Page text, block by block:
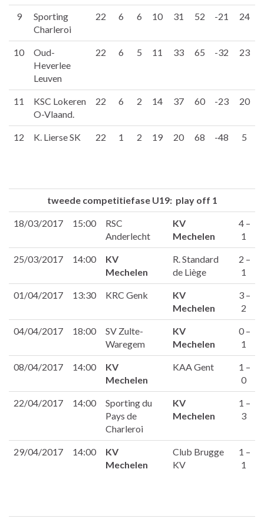
9
Sporting
Charleroi
22 6 6 10 31 52 -21 24
10
Oud-
Heverlee
Leuven
22 6 5 11 33 65 -32 23
11
KSC Lokeren
O-Vlaand.
22 6 2 14 37 60 -23 20
12 K. Lierse SK 22 1 2 19 20 68 -48 5
tweede competitiefase U19: play off 1
18/03/2017 15:00
RSC
Anderlecht
KV
Mechelen
4 –
1
25/03/2017 14:00
KV
Mechelen
R. Standard
de Liège
2 –
1
01/04/2017 13:30 KRC Genk
KV
Mechelen
3 –
2
04/04/2017 18:00
SV Zulte-
Waregem
KV
Mechelen
0 –
1
08/04/2017 14:00
KV
Mechelen
KAA Gent
1 –
0
22/04/2017 14:00
Sporting du
Pays de
Charleroi
KV
Mechelen
1 –
3
29/04/2017 14:00
KV
Mechelen
Club Brugge
KV
1 –
1